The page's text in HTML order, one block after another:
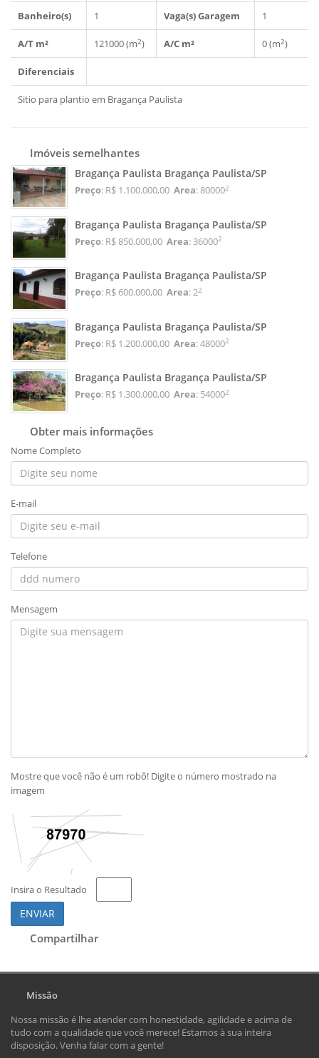
Banheiro(s) 1 Vaga(s) Garagem 1
A/T m² 121000 (m2) A/C m² 0 (m2)
Diferenciais
Sitio para plantio em Bragança Paulista
Imóveis semelhantes
Bragança Paulista Bragança Paulista/SP
Preço: R$ 1.100.000,00 Area: 800002
Bragança Paulista Bragança Paulista/SP
Preço: R$ 850.000,00 Area: 360002
Bragança Paulista Bragança Paulista/SP
Preço: R$ 600.000,00 Area: 22
Bragança Paulista Bragança Paulista/SP
Preço: R$ 1.200.000,00 Area: 480002
Bragança Paulista Bragança Paulista/SP
Preço: R$ 1.300.000,00 Area: 540002
Obter mais informações
Nome Completo
E-mail
Telefone
Mensagem
Mostre que você não é um robô! Digite o número mostrado na
imagem
Insira o Resultado
ENVIAR
Compartilhar
Missão
Nossa missão é lhe atender com honestidade, agilidade e acima de
tudo com a qualidade que você merece! Estamos à sua inteira
disposição. Venha falar com a gente!